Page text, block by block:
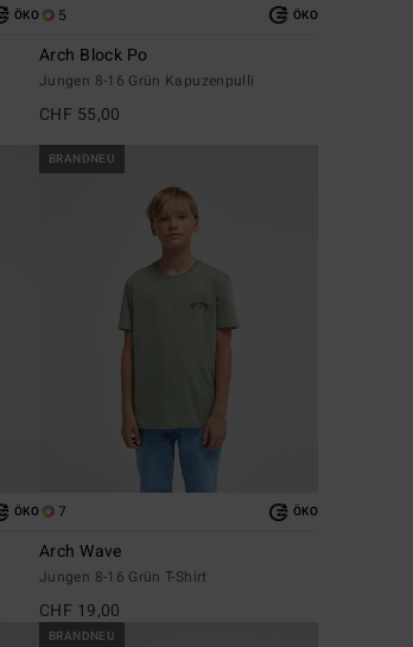
ÖKO 5 ÖKO
Arch Block Po
Jungen 8-16 Grün Kapuzenpulli
CHF 55,00
ÖKO
BRANDNEU
7 ÖKO
Arch Wave
Jungen 8-16 Grün T-Shirt
CHF 19,00
BRANDNEU